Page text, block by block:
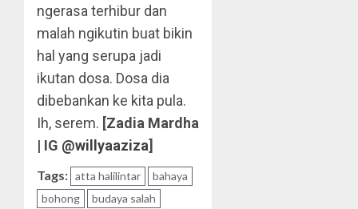
ngerasa terhibur dan
malah ngikutin buat bikin
hal yang serupa jadi
ikutan dosa. Dosa dia
dibebankan ke kita pula.
Ih, serem. [Zadia Mardha
| IG @willyaaziza]
Tags: atta halilintar
bahaya
bohong
budaya salah